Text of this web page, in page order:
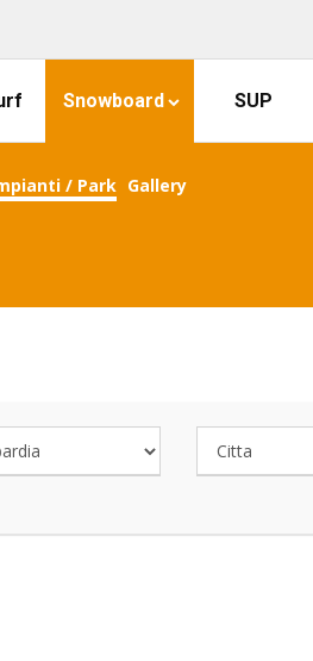
Snowboard SUP
/ Park Gallery
SPOTS!